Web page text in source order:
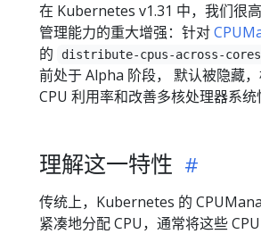
在 Kubernetes v1.31 中，我们很
管理能力的重大增强：针对
的
distribute-cpus-across-cores
前处于 Alpha 阶段， 默认被隐藏
CPU 利用率和改善多核处理器系统
理解这一特性
传统上，Kubernetes 的
紧凑地分配 CPU，通常将这些